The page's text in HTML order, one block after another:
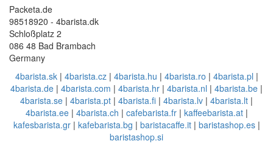
Packeta.de
98518920 - 4barista.dk
Schloßplatz 2
086 48 Bad Brambach
Germany
4barista.sk| 4barista.cz| 4barista.hu | 4barista.ro | 4barista.pl |
4barista.de | 4barista.com | 4barista.hr | 4barista.nl | 4barista.be |
4barista.se | 4barista.pt | 4barista.fi | 4barista.lv | 4barista.lt |
4barista.ee| 4barista.ch | cafebarista.fr| kaffeebarista.at|
kafesbarista.gr| kafebarista.bg | baristacaffe.it| baristashop.es|
baristashop.si